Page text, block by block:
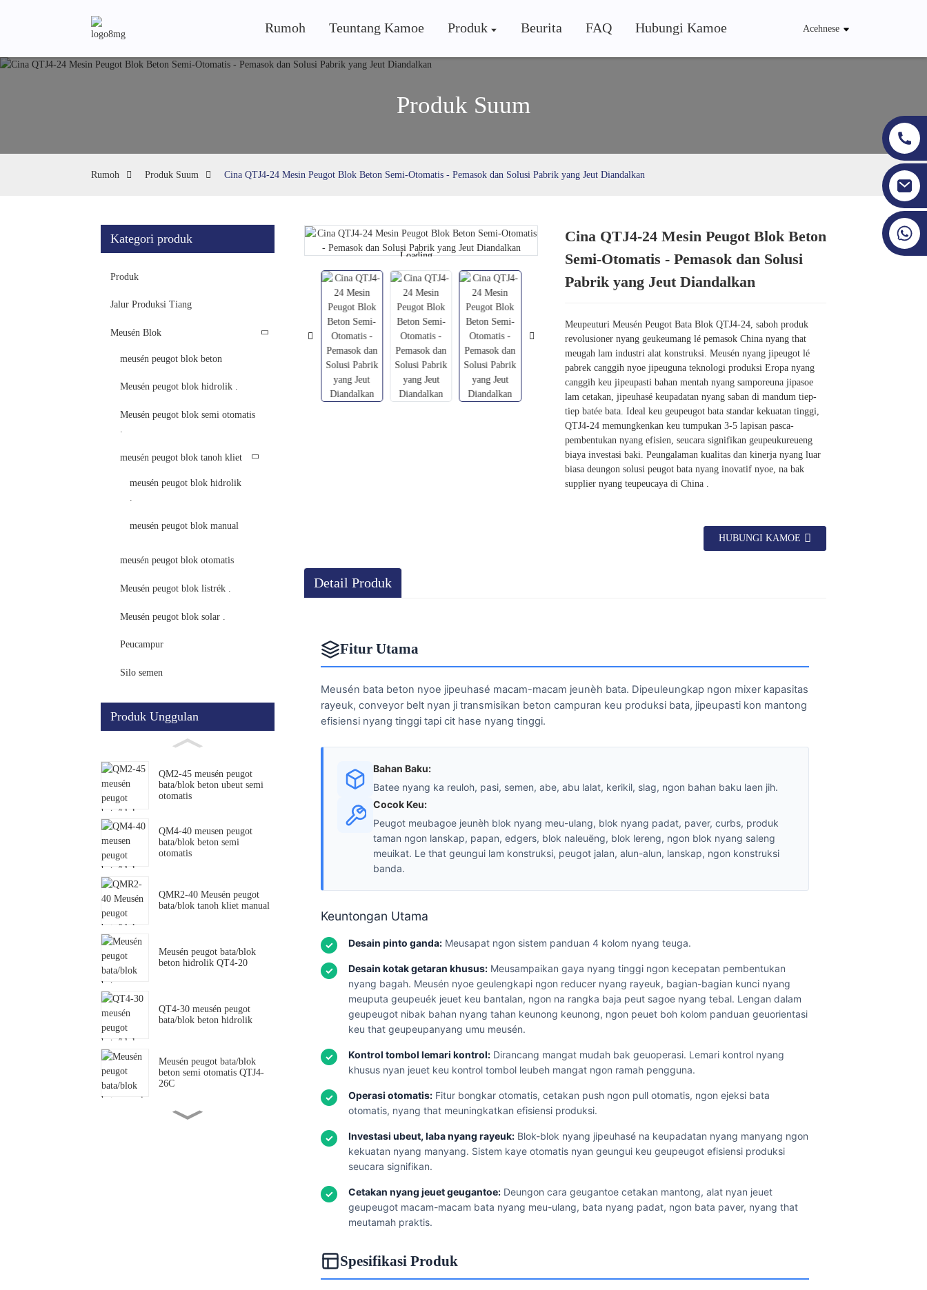
Rumoh Teuntang Kamoe Produk Beurita FAQ Hubungi Kamoe Acehnese
Produk Suum
Rumoh Produk Suum Cina QTJ4-24 Mesin Peugot Blok Beton Semi-Otomatis - Pemasok dan Solusi Pabrik yang Jeut Diandalkan
Kategori produk
Produk
Jalur Produksi Tiang
Meusén Blok
meusén peugot blok beton
Meusén peugot blok hidrolik .
Meusén peugot blok semi otomatis
meusén peugot blok tanoh kliet
meusén peugot blok hidrolik
.
meusén peugot blok manual
meusén peugot blok otomatis
Meusén peugot blok listrék .
Meusén peugot blok solar .
Peucampur
Silo semen
Produk Unggulan
QM2-45 meusén peugot
bata/blok beton ubeut semi
otomatis
QM4-40 meusen peugot
bata/blok beton semi
otomatis
QMR2-40 Meusén peugot
bata/blok tanoh kliet manual
Meusén peugot bata/blok
beton hidrolik QT4-20
QT4-30 meusén peugot
bata/blok beton hidrolik
Meusén peugot bata/blok
beton semi otomatis QTJ4-
26C
QTJ4-35 Meusén peugot
Loading...
Loading... Loading...
Loading... Loading...
Loading... Loading...
Loading...
Cina QTJ4-24 Mesin Peugot Blok Beton
Semi-Otomatis - Pemasok dan Solusi
Pabrik yang Jeut Diandalkan
Meupeuturi Meusén Peugot Bata Blok QTJ4-24, saboh produk
revolusioner nyang geukeumang lé pemasok China nyang that
meugah lam industri alat konstruksi. Meusén nyang jipeugot lé
pabrek canggih nyoe jipeuguna teknologi produksi Eropa nyang
canggih keu jipeupasti bahan mentah nyang samporeuna jipasoe
lam cetakan, jipeuhasé keupadatan nyang saban di mandum tiep-
tiep batée bata. Ideal keu geupeugot bata standar kekuatan tinggi,
QTJ4-24 memungkenkan keu tumpukan 3-5 lapisan pasca-
pembentukan nyang efisien, seucara signifikan geupeukureueng
biaya investasi baki. Peungalaman kualitas dan kinerja nyang luar
biasa deungon solusi peugot bata nyang inovatif nyoe, na bak
supplier nyang teupeucaya di China .
HUBUNGI KAMOE
Detail Produk
Fitur Utama
Meusén bata beton nyoe jipeuhasé macam-macam jeunèh bata. Dipeuleungkap ngon mixer kapasitas
rayeuk, conveyor belt nyan ji transmisikan beton campuran keu produksi bata, jipeupasti kon mantong
efisiensi nyang tinggi tapi cit hase nyang tinggi.
Bahan Baku:
Batee nyang ka reuloh, pasi, semen, abe, abu lalat, kerikil, slag, ngon bahan baku laen jih.
Cocok Keu:
Peugot meubagoe jeunèh blok nyang meu-ulang, blok nyang padat, paver, curbs, produk
taman ngon lanskap, papan, edgers, blok naleuëng, blok lereng, ngon blok nyang saleng
meuikat. Le that geungui lam konstruksi, peugot jalan, alun-alun, lanskap, ngon konstruksi
banda.
Keuntongan Utama
Desain pinto ganda: Meusapat ngon sistem panduan 4 kolom nyang teuga.
Desain kotak getaran khusus: Meusampaikan gaya nyang tinggi ngon kecepatan pembentukan
nyang bagah. Meusén nyoe geulengkapi ngon reducer nyang rayeuk, bagian-bagian kunci nyang
meuputa geupeuék jeuet keu bantalan, ngon na rangka baja peut sagoe nyang tebal. Lengan dalam
geupeugot nibak bahan nyang tahan keunong keunong, ngon peuet boh kolom panduan geuorientasi
keu that geupeupanyang umu meusén.
Kontrol tombol lemari kontrol: Dirancang mangat mudah bak geuoperasi. Lemari kontrol nyang
khusus nyan jeuet keu kontrol tombol leubeh mangat ngon ramah pengguna.
Operasi otomatis: Fitur bongkar otomatis, cetakan push ngon pull otomatis, ngon ejeksi bata
otomatis, nyang that meuningkatkan efisiensi produksi.
Investasi ubeut, laba nyang rayeuk: Blok-blok nyang jipeuhasé na keupadatan nyang manyang ngon
kekuatan nyang manyang. Sistem kaye otomatis nyan geungui keu geupeugot efisiensi produksi
seucara signifikan.
Cetakan nyang jeuet geugantoe: Deungon cara geugantoe cetakan mantong, alat nyan jeuet
geupeugot macam-macam bata nyang meu-ulang, bata nyang padat, ngon bata paver, nyang that
meutamah praktis.
Spesifikasi Produk